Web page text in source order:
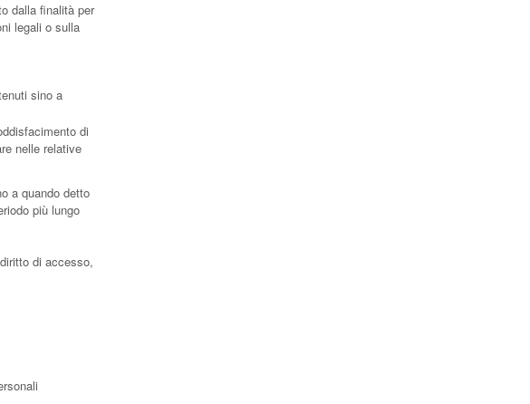
dalla finalità per
legali o sulla
sino a
di
nelle relative
a quando detto
più lungo
di accesso,